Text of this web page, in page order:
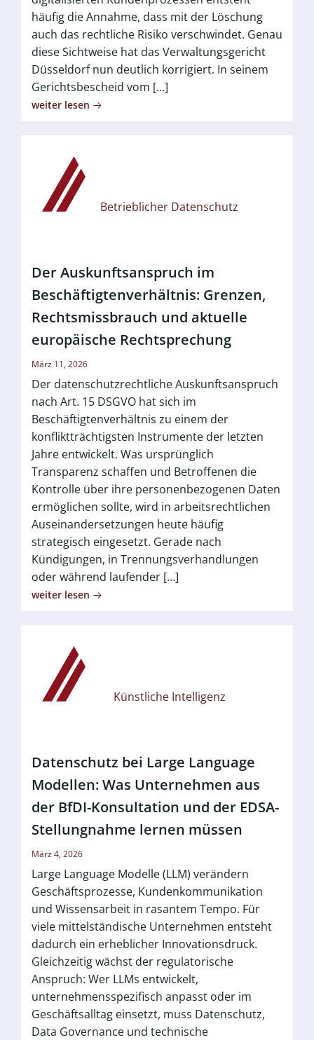
häufig die Annahme, dass mit der Löschung
auch das rechtliche Risiko verschwindet. Genau
diese Sichtweise hat das Verwaltungsgericht
Düsseldorf nun deutlich korrigiert. In seinem
Gerichtsbescheid vom […]
weiter lesen
Betrieblicher Datenschutz
Der Auskunftsanspruch im
Beschäftigtenverhältnis: Grenzen,
Rechtsmissbrauch und aktuelle
europäische Rechtsprechung
März 11, 2026
Der datenschutzrechtliche Auskunftsanspruch
nach Art. 15 DSGVO hat sich im
Beschäftigtenverhältnis zu einem der
konfliktträchtigsten Instrumente der letzten
Jahre entwickelt. Was ursprünglich
Transparenz schaffen und Betroffenen die
Kontrolle über ihre personenbezogenen Daten
ermöglichen sollte, wird in arbeitsrechtlichen
Auseinandersetzungen heute häufig
strategisch eingesetzt. Gerade nach
Kündigungen, in Trennungsverhandlungen
oder während laufender […]
weiter lesen
Künstliche Intelligenz
Datenschutz bei Large Language
Modellen: Was Unternehmen aus
der BfDI-Konsultation und der EDSA-
Stellungnahme lernen müssen
März 4, 2026
Large Language Modelle (LLM) verändern
Geschäftsprozesse, Kundenkommunikation
und Wissensarbeit in rasantem Tempo. Für
viele mittelständische Unternehmen entsteht
dadurch ein erheblicher Innovationsdruck.
Gleichzeitig wächst der regulatorische
Anspruch: Wer LLMs entwickelt,
unternehmensspezifisch anpasst oder im
Geschäftsalltag einsetzt, muss Datenschutz,
Data Governance und technische